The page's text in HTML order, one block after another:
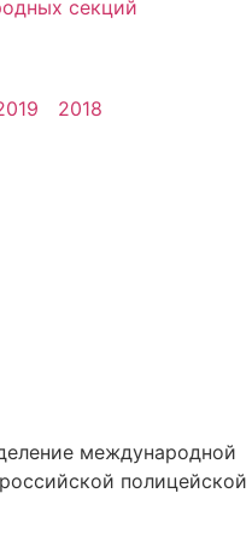
секций
2018
международной
полицейской